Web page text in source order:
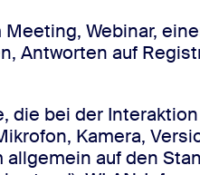
Webinar,
Antworten auf
die bei der
Kamera,
auf den